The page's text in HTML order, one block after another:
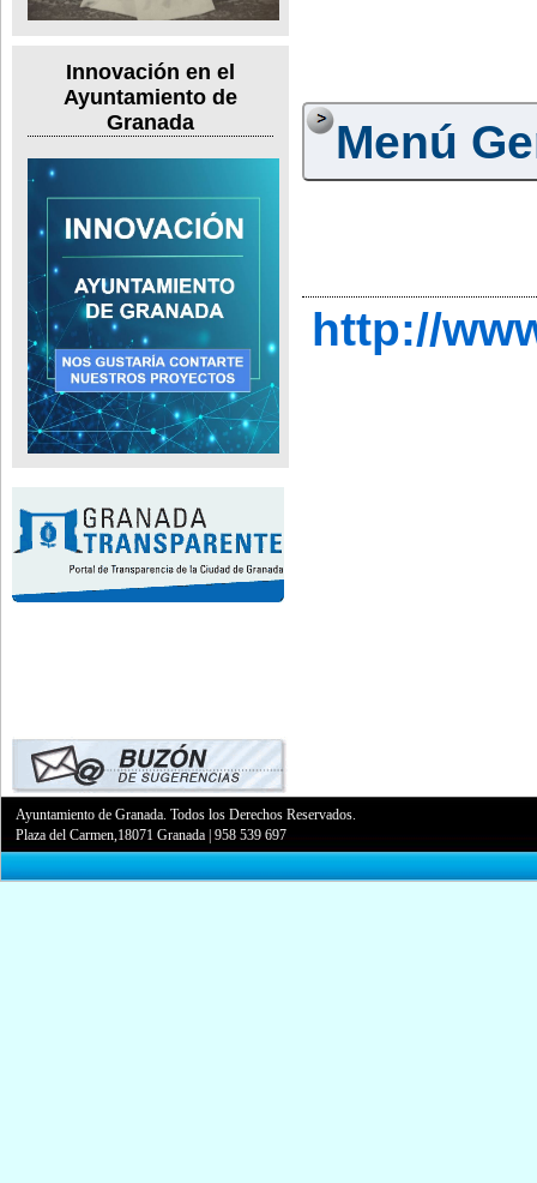
Innovación en el
Ayuntamiento de
Granada
Menú
http://
Ayuntamiento de Granada. Todos los Derechos Reservados.
Plaza del Carmen,18071 Granada |958 539 697